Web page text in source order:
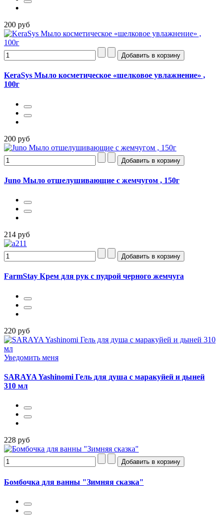
200 руб
KeraSys Мыло косметическое «шелковое увлажнение» ,
100г
200 руб
Juno Мыло отшелушивающиe с жемчугом , 150г
214 руб
FarmStay Крем для рук с пудрой черного жемчуга
220 руб
Уведомить меня
SARAYA Yashinomi Гель для душа с маракуйей и дыней
310 мл
228 руб
Бомбочка для ванны "Зимняя сказка"